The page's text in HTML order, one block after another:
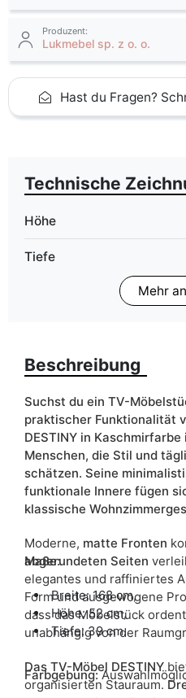
Produzent:
Lukmebel sp. z o. o.
Hast du Fragen?
Technische
Höhe
Tiefe
ean13
Liefertermin:
Aufgrund des
Materialeigenschaften sind
Mehr
Beschreibung
Suchst du ein TV-
praktischer Funktionalität
DESTINY in
Menschen, die Stil und
schätzen. Seine
funktionale Innere fügen
klassische
Moderne, matte Fronten
abgerundeten Seiten
elegantes und raffiniertes
Form und ausgewogene
dass das Möbelstück
unabhängig von der
Das TV-Möbel DESTINY
organisierten Stauraum.
Maße:
Breite: 168 cm,
Höhe: 52 cm,
Tiefe: 39 cm.
Farbgebung: